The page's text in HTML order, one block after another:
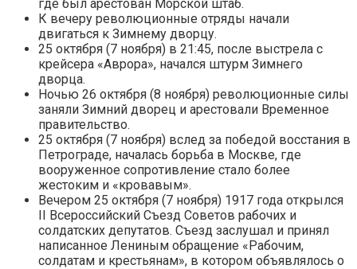
где был арестован Морской штаб.
К вечеру революционные отряды начали
двигаться к Зимнему дворцу.
25 октября (7 ноября) в 21:45, после выстрела с
крейсера «Аврора», начался штурм Зимнего
дворца.
Ночью 26 октября (8 ноября) революционные силы
заняли Зимний дворец и арестовали Временное
правительство.
25 октября (7 ноября) вслед за победой восстания в
Петрограде, началась борьба в Москве, где
вооруженное сопротивление стало более
жестоким и «кровавым».
Вечером 25 октября (7 ноября) 1917 года открылся
II Всероссийский Съезд Советов рабочих и
солдатских депутатов. Съезд заслушал и принял
написанное Лениным обращение «Рабочим,
солдатам и крестьянам», в котором объявлялось о